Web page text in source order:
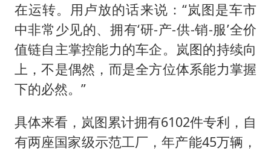
在运转。用卢放的话来说：“岚图是车市
中非常少见的、拥有‘研-产-供-销-服’全价
值链自主掌控能力的车企。岚图的持续向
上，不是偶然，而是全方位体系能力掌握
下的必然。”
具体来看，岚图累计拥有6102件专利，自
有两座国家级示范工厂，年产能45万辆，